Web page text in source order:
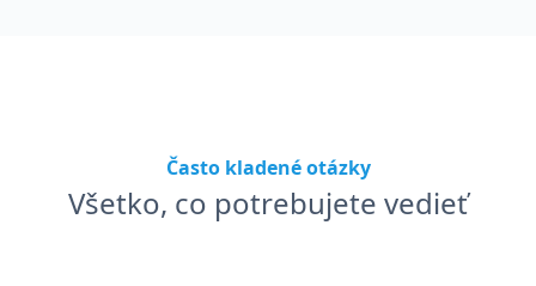
Často kladené otázky
Všetko, co potrebujete vedieť